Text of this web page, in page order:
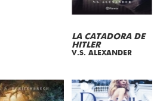
LA CATADORA DE
HITLER
V.S. ALEXANDER